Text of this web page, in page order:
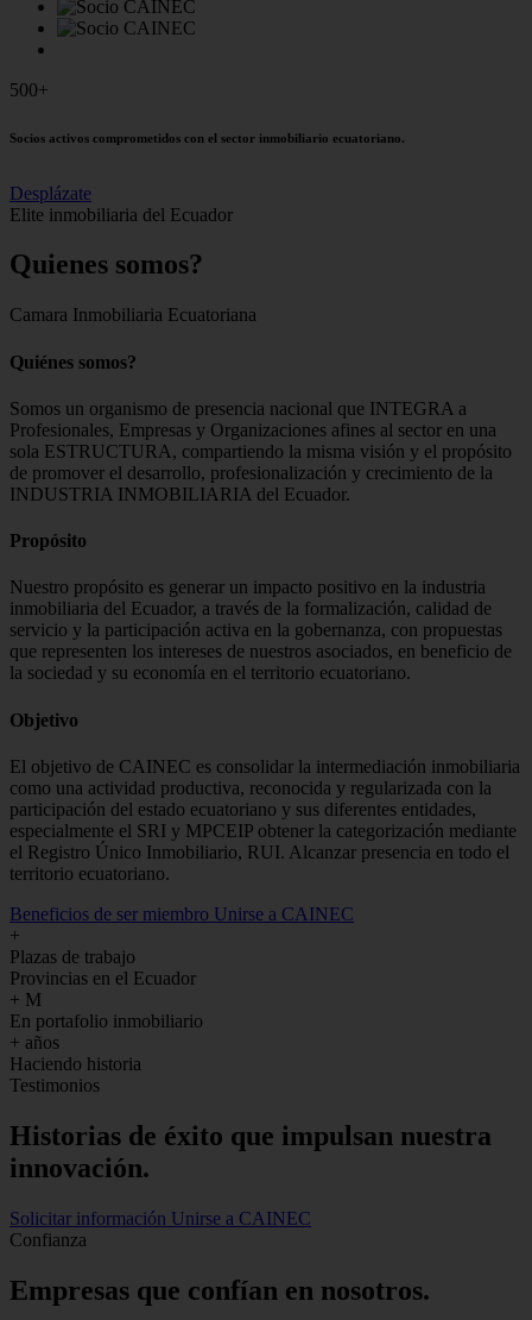
500+
Socios activos comprometidos con el sector inmobiliario ecuatoriano.
Desplázate
Elite inmobiliaria del Ecuador
Quienes somos?
Camara Inmobiliaria Ecuatoriana
Quiénes somos?
Somos un organismo de presencia nacional que INTEGRA a
Profesionales, Empresas y Organizaciones afines al sector en una
sola ESTRUCTURA, compartiendo la misma visión y el propósito
de promover el desarrollo, profesionalización y crecimiento de la
INDUSTRIA INMOBILIARIA del Ecuador.
Propósito
Nuestro propósito es generar un impacto positivo en la industria
inmobiliaria del Ecuador, a través de la formalización, calidad de
servicio y la participación activa en la gobernanza, con propuestas
que representen los intereses de nuestros asociados, en beneficio de
la sociedad y su economía en el territorio ecuatoriano.
Objetivo
El objetivo de CAINEC es consolidar la intermediación inmobiliaria
como una actividad productiva, reconocida y regularizada con la
participación del estado ecuatoriano y sus diferentes entidades,
especialmente el SRI y MPCEIP obtener la categorización mediante
el Registro Único Inmobiliario, RUI. Alcanzar presencia en todo el
territorio ecuatoriano.
Beneficios de ser miembro Unirse a CAINEC
+
Plazas de trabajo
Provincias en el Ecuador
+ M
En portafolio inmobiliario
+ años
Haciendo historia
Testimonios
Historias de éxito que impulsan nuestra
innovación.
Solicitar información Unirse a CAINEC
Confianza
Empresas que confían en nosotros.